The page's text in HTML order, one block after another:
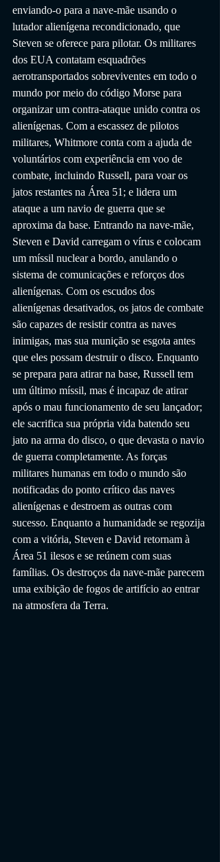
enviando-o para a nave-mãe usando o
lutador alienígena recondicionado, que
Steven se oferece para pilotar. Os militares
dos EUA contatam esquadrões
aerotransportados sobreviventes em todo o
mundo por meio do código Morse para
organizar um contra-ataque unido contra os
alienígenas. Com a escassez de pilotos
militares, Whitmore conta com a ajuda de
voluntários com experiência em voo de
combate, incluindo Russell, para voar os
jatos restantes na Área 51; e lidera um
ataque a um navio de guerra que se
aproxima da base. Entrando na nave-mãe,
Steven e David carregam o vírus e colocam
um míssil nuclear a bordo, anulando o
sistema de comunicações e reforços dos
alienígenas. Com os escudos dos
alienígenas desativados, os jatos de combate
são capazes de resistir contra as naves
inimigas, mas sua munição se esgota antes
que eles possam destruir o disco. Enquanto
se prepara para atirar na base, Russell tem
um último míssil, mas é incapaz de atirar
após o mau funcionamento de seu lançador;
ele sacrifica sua própria vida batendo seu
jato na arma do disco, o que devasta o navio
de guerra completamente. As forças
militares humanas em todo o mundo são
notificadas do ponto crítico das naves
alienígenas e destroem as outras com
sucesso. Enquanto a humanidade se regozija
com a vitória, Steven e David retornam à
Área 51 ilesos e se reúnem com suas
famílias. Os destroços da nave-mãe parecem
uma exibição de fogos de artifício ao entrar
na atmosfera da Terra.